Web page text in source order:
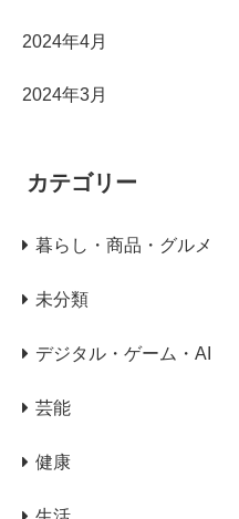
2024年4月
2024年3月
カテゴリー
暮らし・商品・グルメ
未分類
デジタル・ゲーム・AI
芸能
健康